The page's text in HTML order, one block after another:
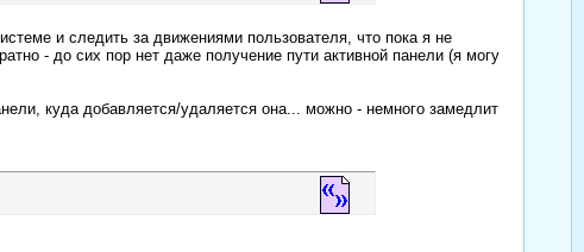
и следить за движениями пользователя, что пока я не
- до сих пор нет даже получение пути активной панели (я могу
куда добавляется/удаляется она... можно - немного замедлит